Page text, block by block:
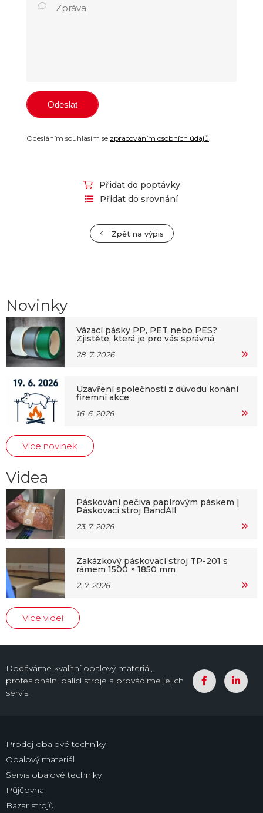
Odesláním souhlasím se zpracováním osobních údajů.
Přidat do poptávky
Přidat do srovnání
Zpět na výpis
Novinky
Vázací pásky PP, PET nebo PES?
Zjistěte, která je pro vás správná
28. 7. 2026
Uzavření společnosti z důvodu konání
firemní akce
16. 6. 2026
Více novinek
Videa
Páskování pečiva papírovým páskem |
Páskovací stroj BandAll
23. 7. 2026
Zakázkový páskovací stroj TP-201 s
rámem 1500 × 1850 mm
2. 7. 2026
Více videí
Dodáváme kvalitní obalový materiál,
profesionální balící stroje a provádíme jejich
servis.
Prodej obalové techniky
Obalový materiál
Servis obalové techniky
Půjčovna
Bazar strojů